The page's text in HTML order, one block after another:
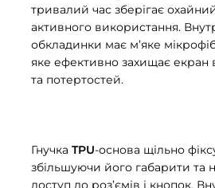
тривалий час зберігає
активного використання.
обкладинки має м’яке
яке ефективно захищає екран
та потертостей.
Гнучка TPU-основа щільно
збільшуючи його габарити
доступ до роз’ємів і кнопок.